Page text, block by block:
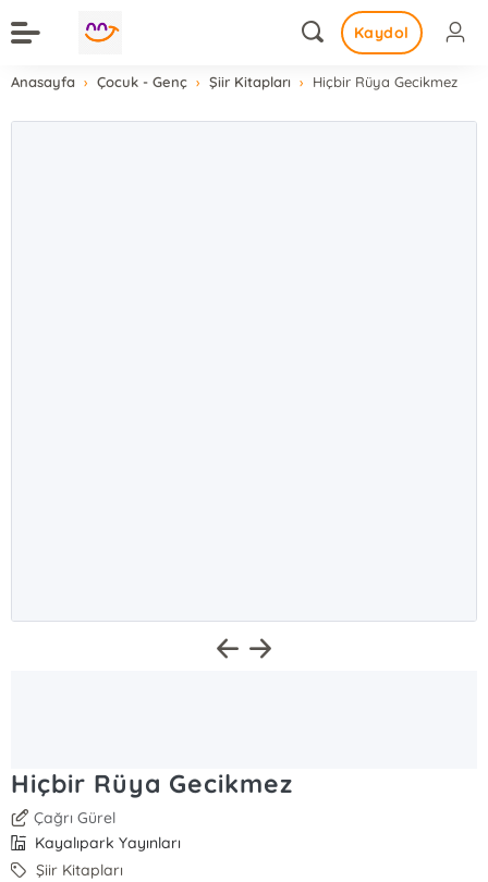
Kaydol
Anasayfa Çocuk - Genç Şiir Kitapları Hiçbir Rüya Gecikmez
Hiçbir Rüya Gecikmez
Çağrı Gürel
Kayalıpark Yayınları
Şiir Kitapları